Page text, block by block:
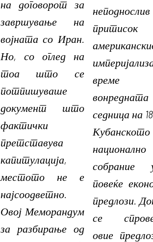
на договорот за
завршување на
војната со Иран.
Но, со оглед на
тоа што се
потпишуваше
документ што
фактички
претставува
капитулација,
местото не е
најсоодветно.
Овој Меморандум
за разбирање од
неподнослив
време
вонредната
седница на
Кубанското
национално
собрание
повеќе
предлози.
се
овие